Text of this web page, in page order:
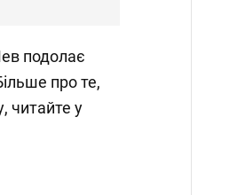
подолає
про те,
читайте у